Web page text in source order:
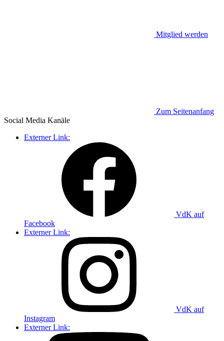
Mitglied werden
Zum Seitenanfang
Social Media Kanäle
Externer Link:
VdK auf
Facebook
Externer Link:
VdK auf
Instagram
Externer Link: